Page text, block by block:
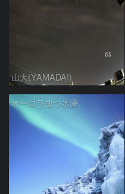
山大(YAMADAI)
オーロラ放つ氷瀑